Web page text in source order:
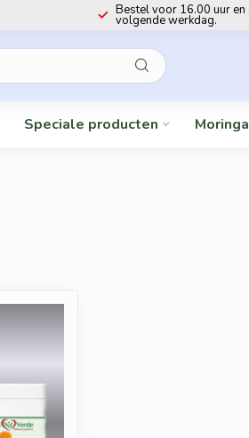
Bestel voor 16.00 uur en
volgende werkdag.
Speciale producten